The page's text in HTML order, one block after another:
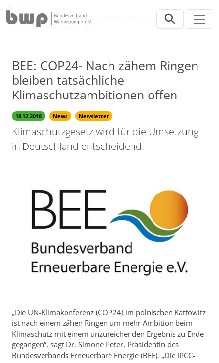
BEE: COP24- Nach zähem Ringen bleiben tatsächliche
Klimaschutzambitionen offen
BEE: COP24- Nach zähem Ringen
bleiben tatsächliche
Klimaschutzambitionen offen
18.12.2018 News Newsletter
Klimaschutzgesetz wird für die Umsetzung
in Deutschland entscheidend.
„Die UN-Klimakonferenz (COP24) im polnischen Kattowitz
ist nach einem zähen Ringen um mehr Ambition beim
Klimaschutz mit einem unzureichenden Ergebnis zu Ende
gegangen“, sagt Dr. Simone Peter, Präsidentin des
Bundesverbands Erneuerbare Energie (BEE). „Die IPCC-